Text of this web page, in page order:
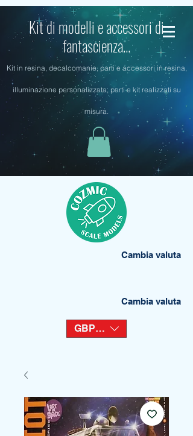
Kit di modelli e accessori di
fantascienza...
Kit in resina, decalcomanie, parti e accessori in resina,
illuminazione personalizzata, parti e kit realizzati su
misura.
Cambia valuta
Cambia valuta
GBP (£)